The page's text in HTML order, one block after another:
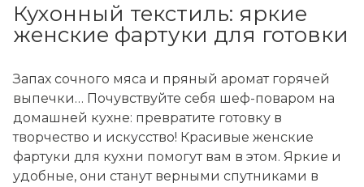
Кухонный текстиль: яркие
женские фартуки для готовки
Запах сочного мяса и пряный аромат горячей
выпечки… Почувствуйте себя шеф-поваром на
домашней кухне: превратите готовку в
творчество и искусство! Красивые женские
фартуки для кухни помогут вам в этом. Яркие и
удобные, они станут верными спутниками в